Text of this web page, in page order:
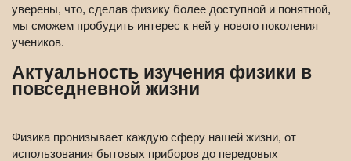
уверены, что, сделав физику более доступной и понятной,
мы сможем пробудить интерес к ней у нового поколения
учеников.
Актуальность изучения физики в
повседневной жизни
Физика пронизывает каждую сферу нашей жизни, от
использования бытовых приборов до передовых